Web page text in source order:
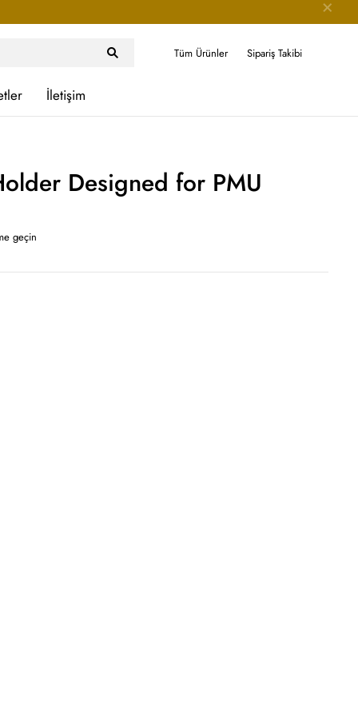
Tüm Ürünler Sipariş Takibi
İletişim
Designed for PMU
geçin